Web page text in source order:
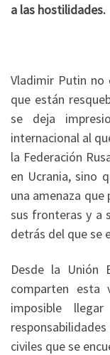
a las hostilidades.
Vladimir Putin no
que están
se deja
internacional al
la Federación
en Ucrania, sino
una amenaza
sus fronteras y a
detrás del que se
Desde la Unión
comparten esta
imposible
civiles que se